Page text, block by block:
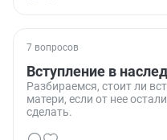
7 вопросов
Вступление в
Разбираемся, стоит ли
матери, если от нее
сделать.